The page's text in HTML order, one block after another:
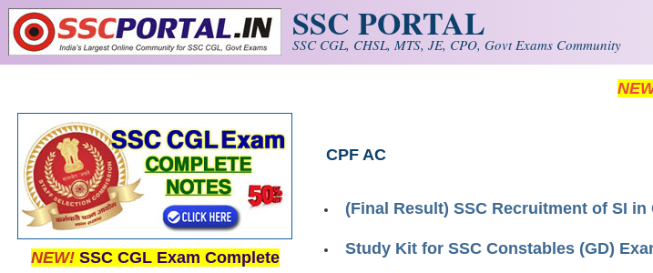
Skip to main content SSC PORTAL
SSC CGL, CHSL, MTS, JE, CPO, Govt Exams Community
CPF AC
(Final Result) SSC Recruitment of SI
Study Kit for SSC Constables (GD)
NEW! SSC CGL Exam Complete